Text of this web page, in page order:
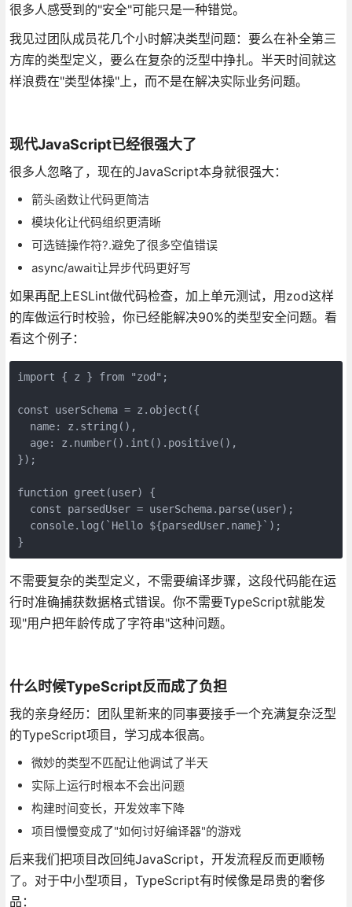
很多人感受到的"安全"可能只是一种错觉。
我见过团队成员花几个小时解决类型问题：要么在补全第三
方库的类型定义，要么在复杂的泛型中挣扎。半天时间就这
样浪费在"类型体操"上，而不是在解决实际业务问题。
现代JavaScript已经很强大了
很多人忽略了，现在的JavaScript本身就很强大：
箭头函数让代码更简洁
模块化让代码组织更清晰
可选链操作符?.避免了很多空值错误
async/await让异步代码更好写
如果再配上ESLint做代码检查，加上单元测试，用zod这样
的库做运行时校验，你已经能解决90%的类型安全问题。看
看这个例子：
import { z } from "zod";
const userSchema = z.object({
  name: z.string(),
  age: z.number().int().positive(),
});
function greet(user) {
  const parsedUser = userSchema.parse(user);
  console.log(`Hello ${parsedUser.name}`);
}
不需要复杂的类型定义，不需要编译步骤，这段代码能在运
行时准确捕获数据格式错误。你不需要TypeScript就能发
现"用户把年龄传成了字符串"这种问题。
什么时候TypeScript反而成了负担
我的亲身经历：团队里新来的同事要接手一个充满复杂泛型
的TypeScript项目，学习成本很高。
微妙的类型不匹配让他调试了半天
实际上运行时根本不会出问题
构建时间变长，开发效率下降
项目慢慢变成了"如何讨好编译器"的游戏
后来我们把项目改回纯JavaScript，开发流程反而更顺畅
了。对于中小型项目，TypeScript有时候像是昂贵的奢侈
品：